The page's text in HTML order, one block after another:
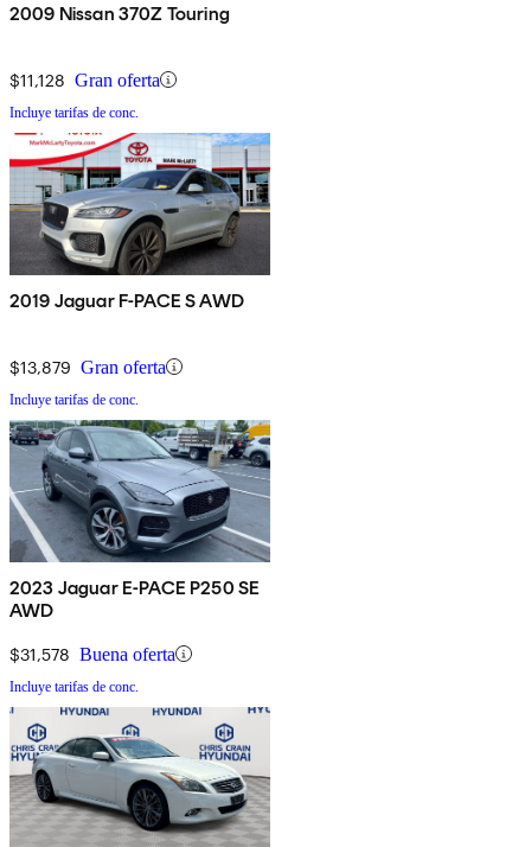
2009 Nissan 370Z Touring
$11,128 Gran oferta
Incluye tarifas de conc.
2019 Jaguar F-PACE S AWD
$13,879 Gran oferta
Incluye tarifas de conc.
2023 Jaguar E-PACE P250 SE
AWD
$31,578 Buena oferta
Incluye tarifas de conc.